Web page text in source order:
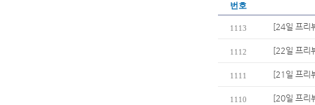
번호
1113 [24일 프리
1112 [22일 프리
1111 [21일 프리
1110 [20일 프리